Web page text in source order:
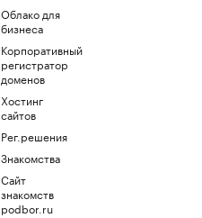
Облако для
бизнеса
Корпоративный
регистратор
доменов
Хостинг
сайтов
Рег.решения
Знакомства
Сайт
знакомств
podbor.ru